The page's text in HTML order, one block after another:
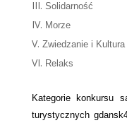
Solidarność
Morze
Zwiedzanie i Kultura
Relaks
Kategorie konkursu
turystycznych